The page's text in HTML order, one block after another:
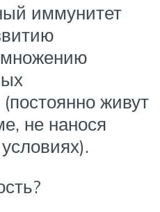
иммунитет
живут
не нанося